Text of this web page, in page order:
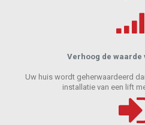
Verhoog de waarde
Uw huis wordt geherwaardeerd
installatie van een lift